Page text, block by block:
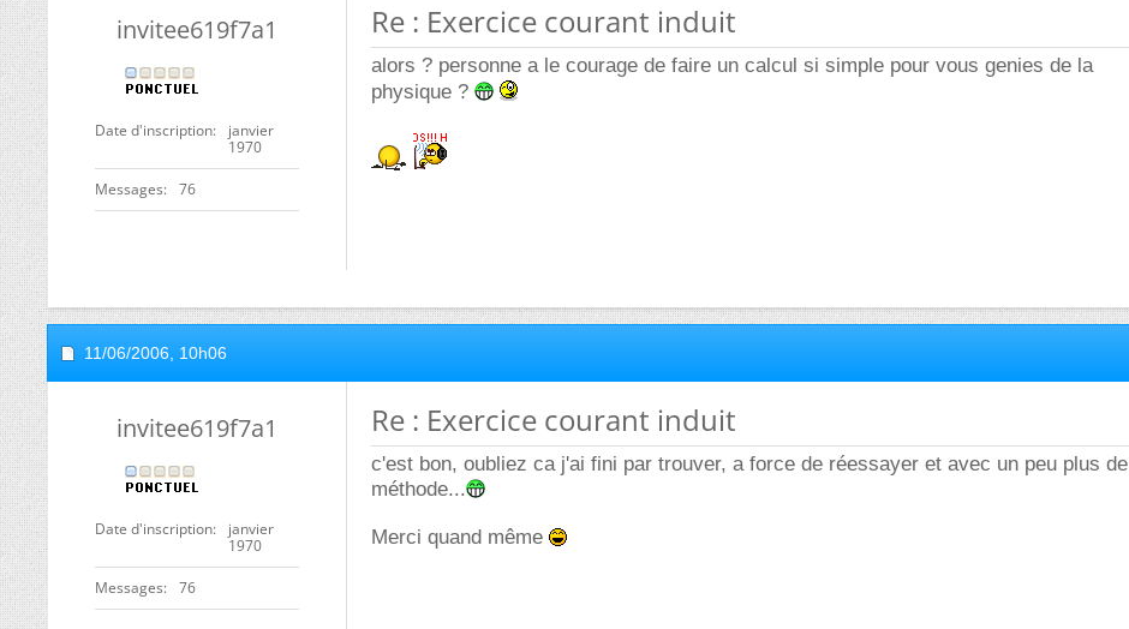
invitee619f7a1
Date d'inscription
janvier
1970
Messages 76
Re : Exercice courant induit
alors ? personne a le courage de faire un calcul si simple pour vous genies de la
physique ?
11/06/2006, 10h06
invitee619f7a1
Date d'inscription
janvier
1970
Messages 76
Re : Exercice courant induit
c'est bon, oubliez ca j'ai fini par trouver, a force de réessayer et avec un peu plus de
méthode...
Merci quand même